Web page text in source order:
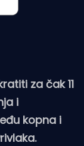
za čak 11
i
kopna i